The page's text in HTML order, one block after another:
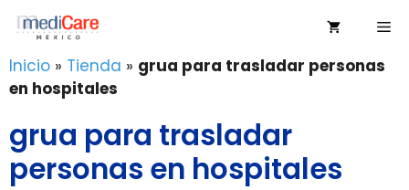
Saltar
contenido
Inicio » Tienda » grua para trasladar personas
en hospitales
grua para trasladar
personas en hospitales